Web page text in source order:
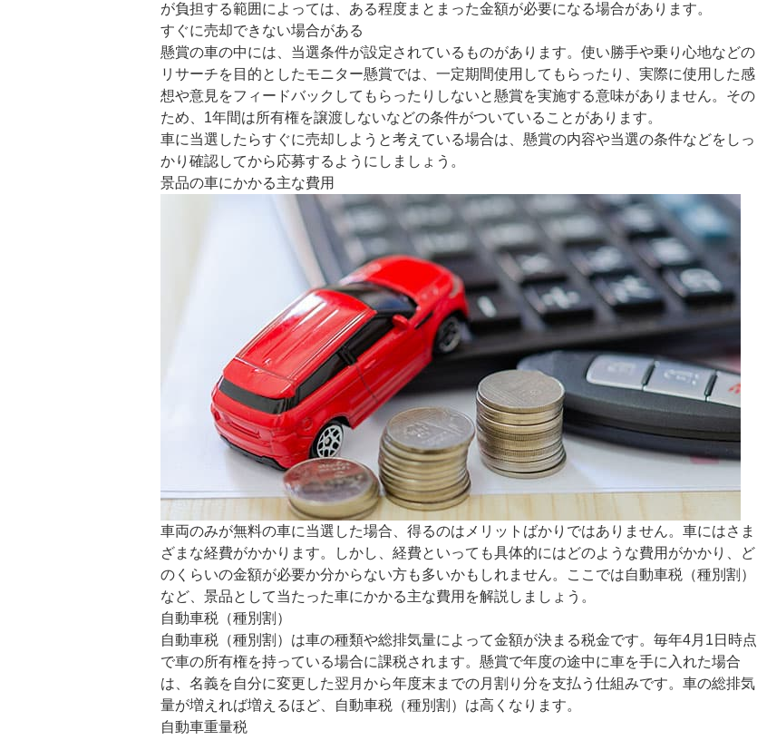
が負担する範囲によっては、ある程度まとまった金額が必要になる場合があります。
すぐに売却できない場合がある
懸賞の車の中には、当選条件が設定されているものがあります。使い勝手や乗り心地などの
リサーチを目的としたモニター懸賞では、一定期間使用してもらったり、実際に使用した感
想や意見をフィードバックしてもらったりしないと懸賞を実施する意味がありません。その
ため、1年間は所有権を譲渡しないなどの条件がついていることがあります。
車に当選したらすぐに売却しようと考えている場合は、懸賞の内容や当選の条件などをしっ
かり確認してから応募するようにしましょう。
景品の車にかかる主な費用
車両のみが無料の車に当選した場合、得るのはメリットばかりではありません。車にはさま
ざまな経費がかかります。しかし、経費といっても具体的にはどのような費用がかかり、ど
のくらいの金額が必要か分からない方も多いかもしれません。ここでは自動車税（種別割）
など、景品として当たった車にかかる主な費用を解説しましょう。
自動車税（種別割）
自動車税（種別割）は車の種類や総排気量によって金額が決まる税金です。毎年4月1日時点
で車の所有権を持っている場合に課税されます。懸賞で年度の途中に車を手に入れた場合
は、名義を自分に変更した翌月から年度末までの月割り分を支払う仕組みです。車の総排気
量が増えれば増えるほど、自動車税（種別割）は高くなります。
自動車重量税